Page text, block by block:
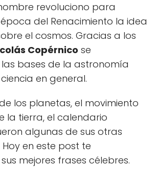
revoluciono para
del Renacimiento la idea
el cosmos. Gracias a los
Copérnico se
bases de la astronomía
en general.
los planetas, el movimiento
la tierra, el calendario
algunas de sus otras
en este post te
mejores frases célebres.